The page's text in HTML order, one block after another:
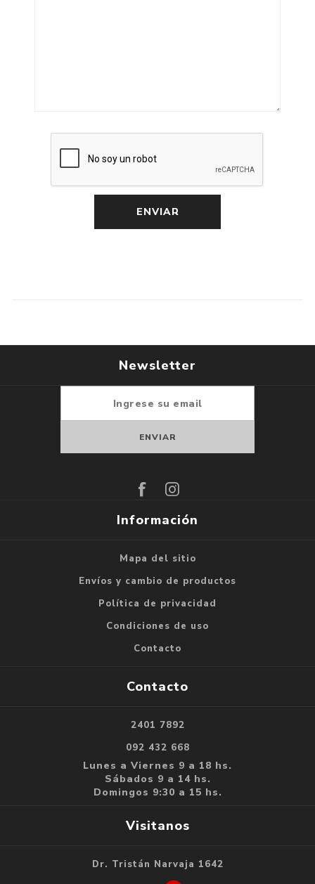
Newsletter
Información
Mapa del sitio
Envíos y cambio de productos
Política de privacidad
Condiciones de uso
Contacto
Contacto
2401 7892
092 432 668
Lunes a Viernes 9 a 18 hs.
Sábados 9 a 14 hs.
Domingos 9:30 a 15 hs.
Visitanos
Dr. Tristán Narvaja 1642